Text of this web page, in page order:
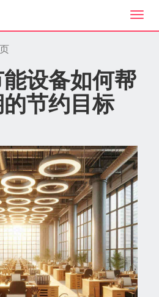
切
换
设备如何帮
节约目标